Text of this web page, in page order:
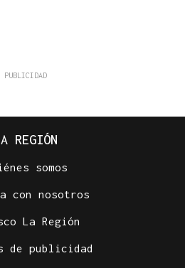
REGIÓN
somos
con nosotros
La Región
de publicidad